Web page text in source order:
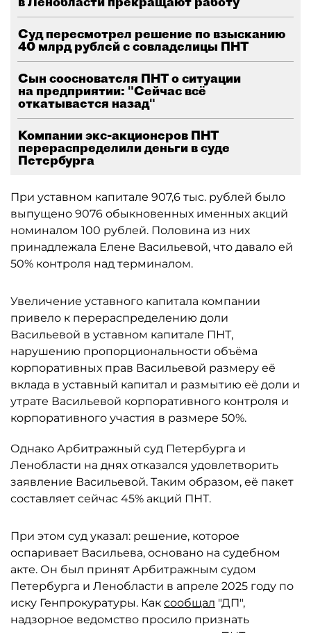
Суд пересмотрел решение по взысканию
40 млрд рублей с совладелицы ПНТ
Сын сооснователя ПНТ о ситуации
на предприятии: "Сейчас всё
откатывается назад"
Компании экс-акционеров ПНТ
перераспределили деньги в суде
Петербурга
При уставном капитале 907,6 тыс. рублей было
выпущено 9076 обыкновенных именных акций
номиналом 100 рублей. Половина из них
принадлежала Елене Васильевой, что давало ей
50% контроля над терминалом.
Увеличение уставного капитала компании
привело к перераспределению доли
Васильевой в уставном капитале ПНТ,
нарушению пропорциональности объёма
корпоративных прав Васильевой размеру её
вклада в уставный капитал и размытию её доли и
утрате Васильевой корпоративного контроля и
корпоративного участия в размере 50%.
Однако Арбитражный суд Петербурга и
Ленобласти на днях отказался удовлетворить
заявление Васильевой. Таким образом, её пакет
составляет сейчас 45% акций ПНТ.
При этом суд указал: решение, которое
оспаривает Васильева, основано на судебном
акте. Он был принят Арбитражным судом
Петербурга и Ленобласти в апреле 2025 году по
иску Генпрокуратуры. Как сообщал "ДП",
надзорное ведомство просило признать